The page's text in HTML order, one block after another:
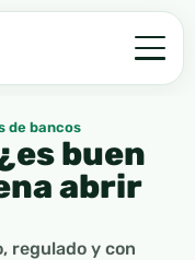
de bancos
buen
abrir
regulado y con